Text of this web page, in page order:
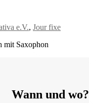
e.V., Jour fixe
Wann und wo?